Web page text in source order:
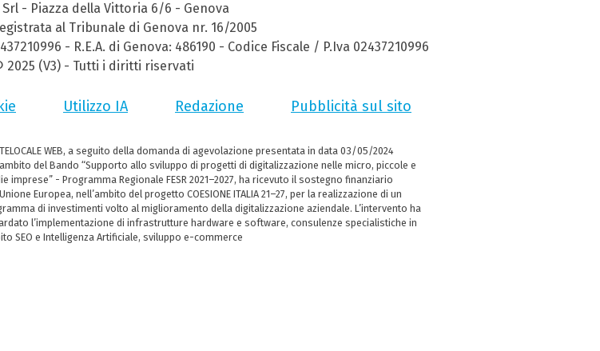
- Piazza della Vittoria 6/6 - Genova
al Tribunale di Genova nr. 16/2005
- R.E.A. di Genova: 486190 - Codice Fiscale / P.Iva 02437210996
2025 (V3) - Tutti i diritti riservati
Utilizzo IA Redazione Pubblicità sul sito
WEB, a seguito della domanda di agevolazione presentata in data 03/05/2024
del Bando “Supporto allo sviluppo di progetti di digitalizzazione nelle micro, piccole e
imprese” - Programma Regionale FESR 2021–2027, ha ricevuto il sostegno finanziario
Europea, nell’ambito del progetto COESIONE ITALIA 21–27, per la realizzazione di un
di investimenti volto al miglioramento della digitalizzazione aziendale. L’intervento ha
l’implementazione di infrastrutture hardware e software, consulenze specialistiche in
SEO e Intelligenza Artificiale, sviluppo e-commerce